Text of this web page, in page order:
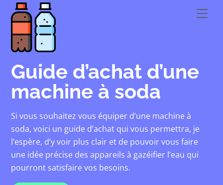
content
Guide d’achat d’une
machine à soda
Si vous souhaitez vous équiper d’une machine à
soda, voici un guide d’achat qui vous permettra, je
l’espère, d’y voir plus clair et de pouvoir vous faire
une idée précise des appareils à gazéifier l’eau qui
pourront satisfaire vos besoins.